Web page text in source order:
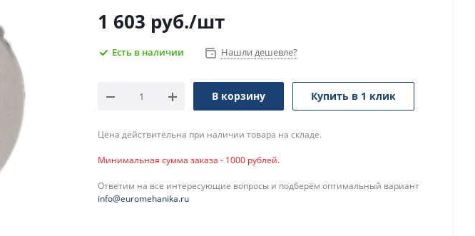
1 603 руб./шт
Есть в наличии Нашли дешевле?
В корзину Купить в 1 клик
Цена действительна при наличии товара на складе.
Минимальная сумма заказа - 1000 рублей.
Ответим на все интересующие вопросы и подберём оптимальный вариант
info@euromehanika.ru